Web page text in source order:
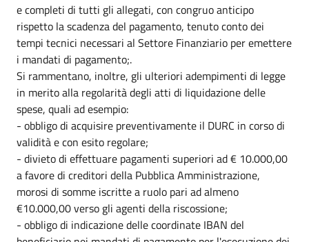
e completi di tutti gli allegati, con congruo anticipo
rispetto la scadenza del pagamento, tenuto conto dei
tempi tecnici necessari al Settore Finanziario per emettere
i mandati di pagamento;.
Si rammentano, inoltre, gli ulteriori adempimenti di legge
in merito alla regolarità degli atti di liquidazione delle
spese, quali ad esempio:
- obbligo di acquisire preventivamente il DURC in corso di
validità e con esito regolare;
- divieto di effettuare pagamenti superiori ad € 10.000,00
a favore di creditori della Pubblica Amministrazione,
morosi di somme iscritte a ruolo pari ad almeno
€10.000,00 verso gli agenti della riscossione;
- obbligo di indicazione delle coordinate IBAN del